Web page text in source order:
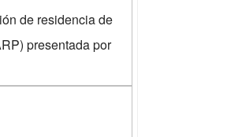
de residencia de
presentada por